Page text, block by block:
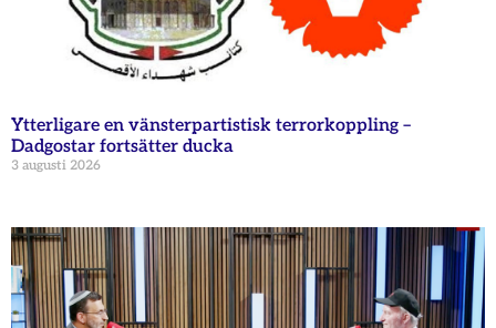
Ytterligare en vänsterpartistisk terrorkoppling –
Dadgostar fortsätter ducka
3 augusti 2026